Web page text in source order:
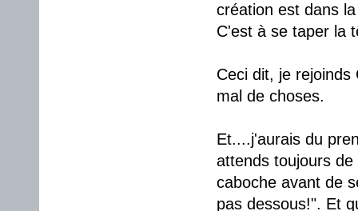
création est dans
C'est à se taper la
Ceci dit, je
mal de choses.
Et....j'aurais du
attends toujours
caboche avant de
pas dessous!". Et